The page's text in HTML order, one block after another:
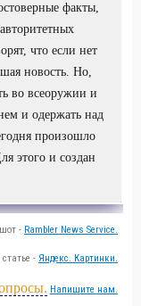
факты,
что если нет
новость. Но,
во всеоружии и
и одержать над
произошло
этого и создан
- Rambler News Service.
- Яндекс. Картинки.
Напишите нам.